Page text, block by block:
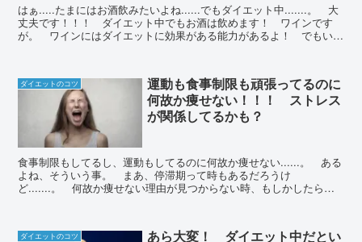
はぁ.....たまにはお酒飲みたいよね......でもダイエット中.......。 大
丈夫です！！！ ダイエット中でもお酒は飲めます！ ワインです
が。 ワインにはダイエットに効果がある能力があるよ！ でもいく
ダイエットのコツ
運動も食事制限も頑張ってるのに
何故か痩せない！！！ ストレス
が関係してるかも？
食事制限もしてるし、運動もしてるのに何故か痩せない......。 ある
よね、そういう事。 まあ、停滞期って時もあるだろうけ
ど.......。 何故か痩せない理由が見つからない時、もしかしたらス
ダイエットのコツ
あら大変！ ダイエット中だとい